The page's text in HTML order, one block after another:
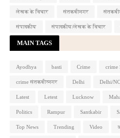
लेखक के विचार संतकबीनगर
संपादकीय संपादकीय/लेखक के विचार
MAIN TAGS
Ayodhya basti Crime crime
crime संतकबीरनगर Delhi Delhi/
Latest Letest Lucknow
Politics Rampur Santkabir
Top News Trending Video